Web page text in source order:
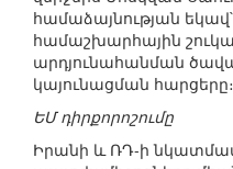
համաձայնության
համաշխարհային
արդյունահանման
կայունացման հարցերը։
ԵՄ դիրքորոշումը
Իրանի և ՌԴ-ի